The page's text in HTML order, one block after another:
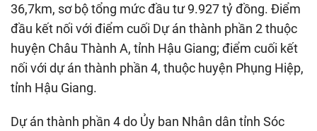
36,7km, sơ bộ tổng mức đầu tư 9.927 tỷ đồng. Điểm
đầu kết nối với điểm cuối Dự án thành phần 2 thuộc
huyện Châu Thành A, tỉnh Hậu Giang; điểm cuối kết
nối với dự án thành phần 4, thuộc huyện Phụng Hiệp,
tỉnh Hậu Giang.
Dự án thành phần 4 do Ủy ban Nhân dân tỉnh Sóc